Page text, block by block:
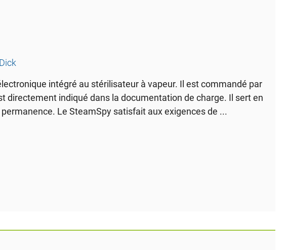
intégré au stérilisateur à vapeur. Il est commandé par
directement indiqué dans la documentation de charge. Il sert en
Le SteamSpy satisfait aux exigences de ...